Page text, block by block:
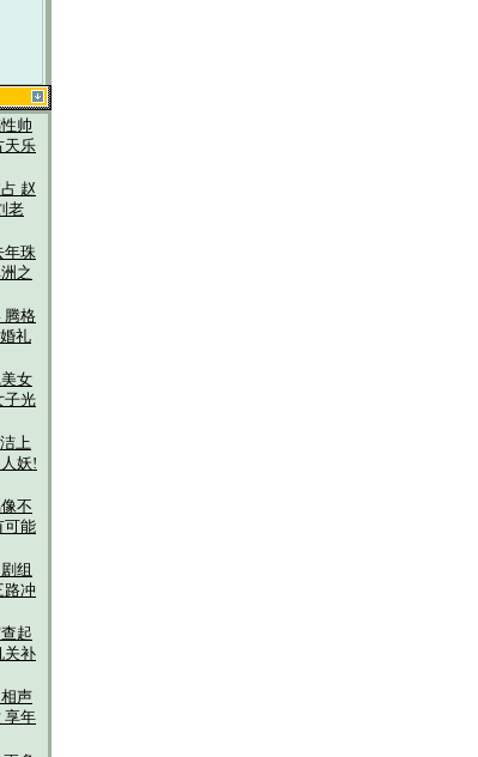
帅
天乐
赵
老
年珠
之
腾格
礼
女
子光
上
妖!
不
可能
组
路冲
起
关补
声
享年